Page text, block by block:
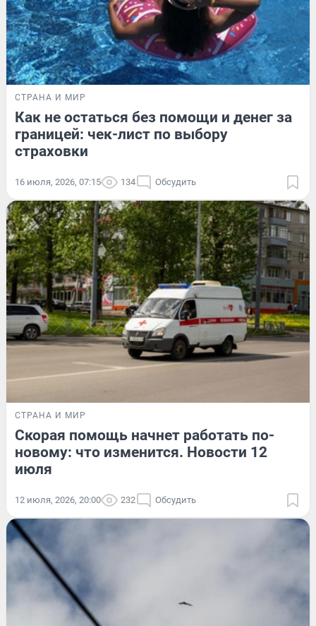
СТРАНА И МИР
Как не остаться без помощи и денег за
границей: чек-лист по выбору
страховки
16 июля, 2026, 07:15 134 Обсудить
СТРАНА И МИР
Скорая помощь начнет работать по-
новому: что изменится. Новости 12
июля
12 июля, 2026, 20:00 232 Обсудить